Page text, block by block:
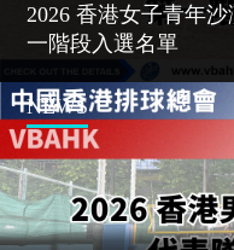
2026 香港女子青年
一階段入選名單
NEWS